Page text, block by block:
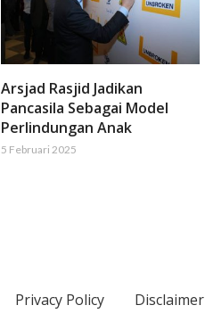
Arsjad Rasjid Jadikan
Pancasila Sebagai Model
Perlindungan Anak
5 Februari 2025
Privacy Policy Disclaimer